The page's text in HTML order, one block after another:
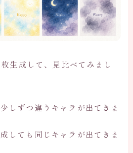
生成して、見比べてみまし
しずつ違うキャラが出てきま
しても同じキャラが出てきま